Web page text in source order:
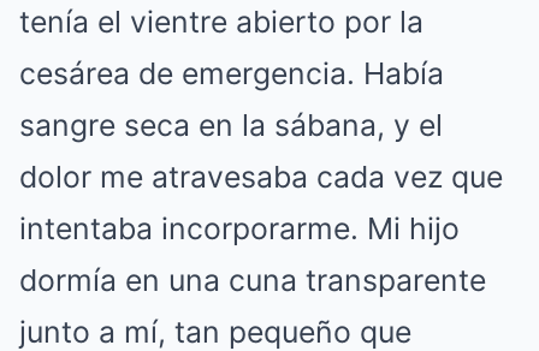
tenía el vientre abierto por la
cesárea de emergencia. Había
sangre seca en la sábana, y el
dolor me atravesaba cada vez que
intentaba incorporarme. Mi hijo
dormía en una cuna transparente
junto a mí, tan pequeño que